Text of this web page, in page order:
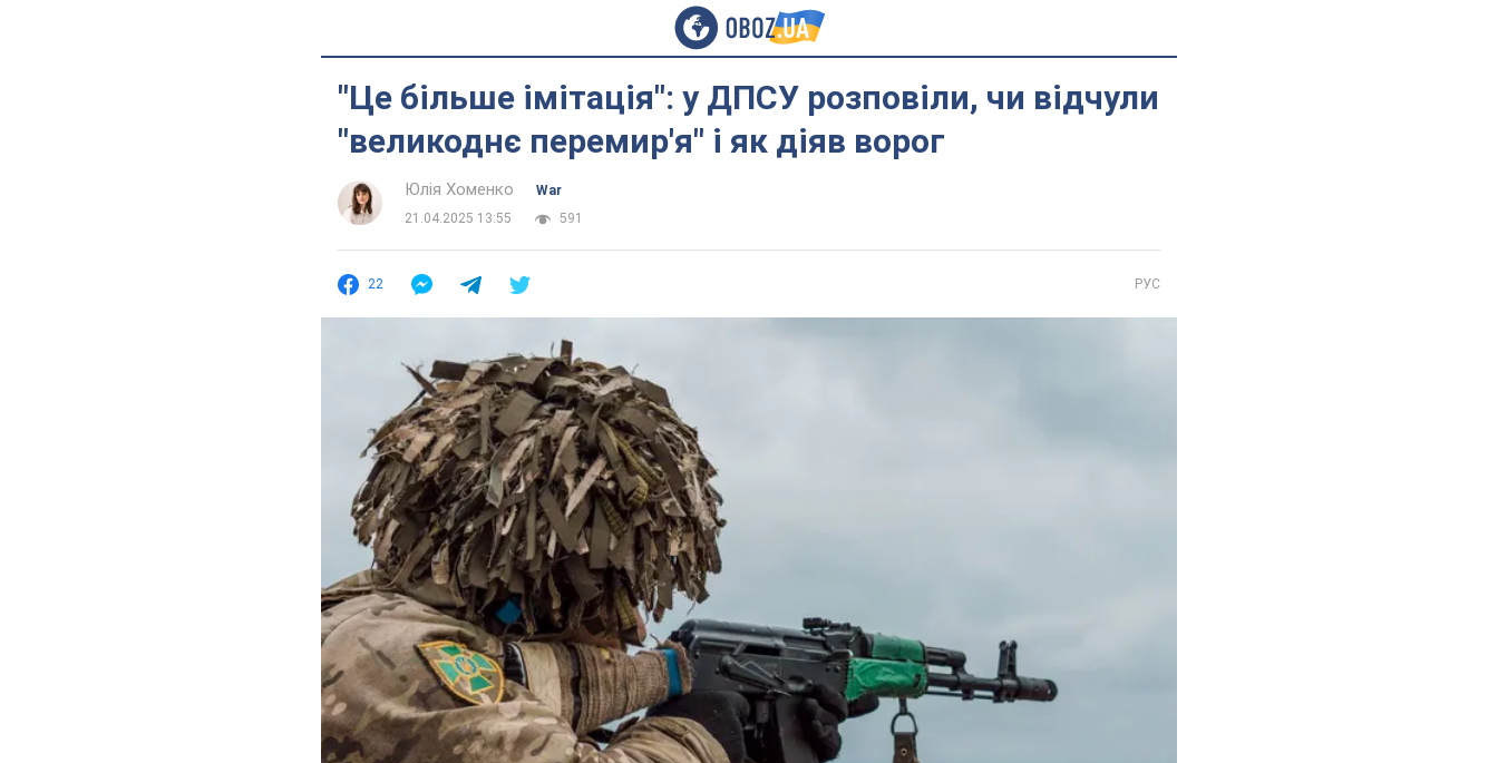
"Це більше імітація": у ДПСУ розповіли, чи відчули
"великоднє перемир'я" і як діяв ворог
Юлія Хоменко
War
21.04.2025 13:55
591
22 РУС